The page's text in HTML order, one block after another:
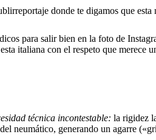
donde te digamos que
para salir bien en la foto de
italiana con el respeto que
técnica incontestable: la rigidez
neumático, generando un agarre